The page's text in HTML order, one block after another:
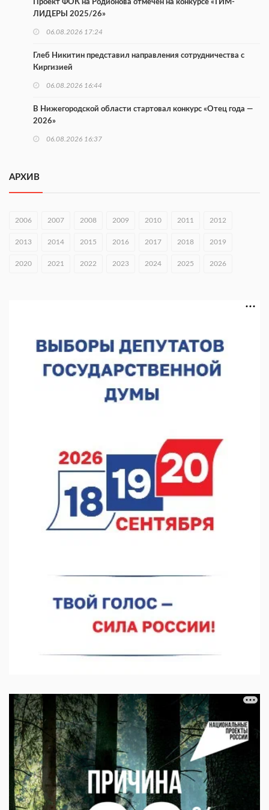
Проект ФОК на Родионова отмечен на конкурсе «ТИМ-
ЛИДЕРЫ 2025/26»
06.08.2026 17:24
Глеб Никитин представил направления сотрудничества с
Киргизией
06.08.2026 16:44
В Нижегородской области стартовал конкурс «Отец года —
2026»
06.08.2026 16:37
раза
06.08.2026 15:26
Видели ночь, бежали всю ночь... На Нижневолжской
набережной прошел необычный забег
Нижегородские хирурги выполнили трансоральную
операцию на щитовидной железе
06.08.2026 15:03
Более 30 нижегородцев прошли обучение для соцконтракта
06.08.2026 14:46
АРХИВ
2006 2007 2008 2009 2010 2011 2012
2013 2014 2015 2016 2017 2018 2019
2020 2021 2022 2023 2024 2025 2026